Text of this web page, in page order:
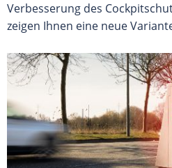
Verbesserung des
zeigen Ihnen eine neue